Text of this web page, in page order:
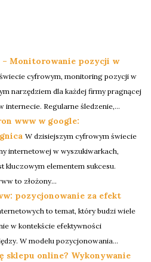
Monitorowanie pozycji w
cyfrowym, monitoring pozycji w
narzędziem dla każdej firmy pragnącej
internecie. Regularne śledzenie,...
www w google:
W dzisiejszym cyfrowym świecie
internetowej w wyszukiwarkach,
kluczowym elementem sukcesu.
to złożony...
pozycjonowanie za efekt
to temat, który budzi wiele
w kontekście efektywności
W modelu pozycjonowania...
sklepu online? Wykonywanie